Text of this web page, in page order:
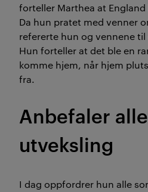
forteller Marthea at
Da hun pratet med venner
refererte hun og vennene
Hun forteller at det ble en
komme hjem, når hjem
fra.
Anbefaler
utveksling
I dag oppfordrer hun alle